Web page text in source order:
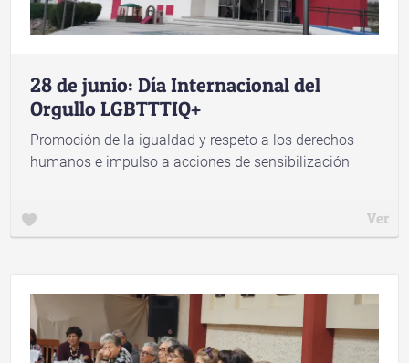
28 de junio: Día Internacional del
Orgullo LGBTTTIQ+
Promoción de la igualdad y respeto a los derechos
humanos e impulso a acciones de sensibilización
Ver